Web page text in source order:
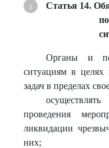
Статья 14.
Органы и
ситуациям в
задач в пределах
проведения
ликвидации
них;